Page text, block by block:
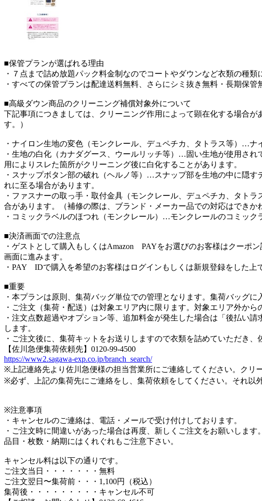
■保管プランが選ばれる理由
・７点まで詰め放題パック料金制なのでコートやダウンなど衣類の種類
・すべての保管プランは配達送料無料、さらにシミ抜き無料・長期保
■高級ダウン商品のクリーニング補償対象外について
下記事項につきましては、クリーニング作用によって顕在化する場合
す。）
・ナイロン生地の変色（モンクレール、デュペチカ、タトラス等）…
・生地の白化（カナダグース、ウールリッチ等）…固い生地が使用さ
用によりスレた箇所がクリーニング後に白化することがあります。
・スナップボタン部の破れ（ヘルノ等）…スナップ部を生地の中に隠
れに至る場合があります。
・ファスナーの取っ手・取付金具（モンクレール、デュペチカ、タト
合があります。（補修の際は、ブランド・メーカー品での対応はできか
・コミックラベルのほつれ（モンクレール）…モンクレールのコミッ
■決済画面での注意点
・ゲストとして購入もしくはAmazon PAYをお選びのお客様はクーポ
画面に進みます。
・PAY IDで購入を希望のお客様はログインもしくは新規登録をした上
■重要
・本プランは原則、集荷バッグ単位での管理となります。集荷バッグ
・ご注文（集荷・配送）は対象エリア内に限ります。対象エリア外か
・注文点数超過やオプション等、追加料金が発生した場合は「後払い
します。
・ご注文後に、集荷キットをお送りしますので衣類を詰めていただき、
【佐川急便集荷依頼先】0120-99-4500
https://www2.sagawa-exp.co.jp/branch_search/
※上記連絡先より佐川急便様の担当営業所にご連絡してください。クリ
※必ず、上記の集荷先にご連絡をし、集荷依頼をしてください。それ以
※注意事項
・キャンセルのご連絡は、電話・メールで受け付けしております。
・ご注文時に間違いがあった場合は再度、新しくご注文をお願いしま
品目・枚数・納期にはくれぐれもご注意下さい。
キャンセル料は以下の通りです。
ご注文当日・・・・・・・無料
ご注文翌日〜集荷前・・・1,100円（税込）
集荷後・・・・・・・・・キャンセル不可